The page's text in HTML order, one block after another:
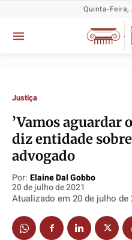
Socioeconômicas
Justiça
Socioeconômicas
Justiça
Socioeconômicas
Justiça
Socioeconômicas
Justiça
Quinta-
Justiça
​’Vamos aguardar
diz entidade
advogado
Por: Elaine Dal Gobbo
20 de julho de 2021
Atualizado em 20 de julho de